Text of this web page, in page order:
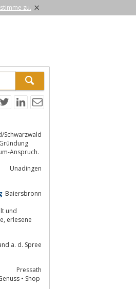
zu. ×
Schwarzwald
Anspruch.
Unadingen
Baiersbronn
a. d. Spree
Pressath